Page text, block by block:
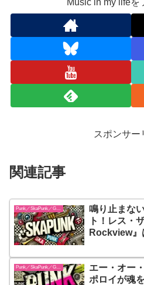
Music in my lifeを
スポンサー
関連記事
Punk／SkaPunk／Garage
鳴り止まな
ト！レス・
Rockview』
エー・オー
ポロイが魂